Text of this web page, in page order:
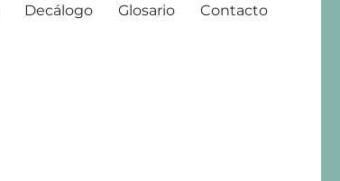
Decálogo Glosario Contacto